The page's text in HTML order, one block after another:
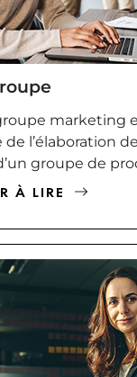
marketing
de l’élaboration
groupe de
À LIRE